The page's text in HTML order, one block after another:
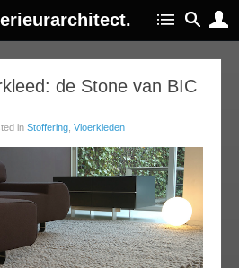
de Stone van BIC
in Stoffering Vloerkleden